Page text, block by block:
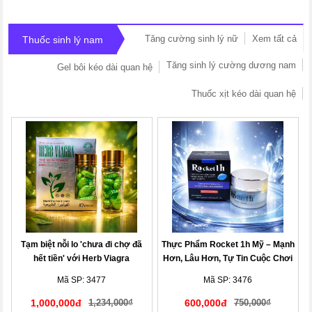
Thuốc sinh lý nam Xem tất cả
Tăng cường sinh lý nữ
Tăng sinh lý cường dương nam
Gel bôi kéo dài quan hệ
Thuốc xịt kéo dài quan hệ
Tạm biệt nỗi lo 'chưa đi chợ đã
hết tiền' với Herb Viagra
Mã SP: 3477
1,000,000đ 1,234,000₫
Thực Phẩm Rocket 1h Mỹ – Mạnh
Hơn, Lâu Hơn, Tự Tin Cuộc Chơi
Mã SP: 3476
600,000đ 750,000₫